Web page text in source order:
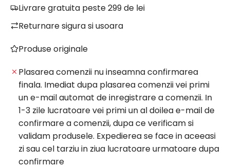
A
E
Livrare gratuita peste 299 de lei
Returnare sigura si usoara
Produse originale
Plasarea comenzii nu inseamna confirmarea
finala. Imediat dupa plasarea comenzii vei primi
un e-mail automat de inregistrare a comenzii. In
1-3 zile lucratoare vei primi un al doilea e-mail de
confirmare a comenzii, dupa ce verificam si
validam produsele. Expedierea se face in aceeasi
zi sau cel tarziu in ziua lucratoare urmatoare dupa
confirmare